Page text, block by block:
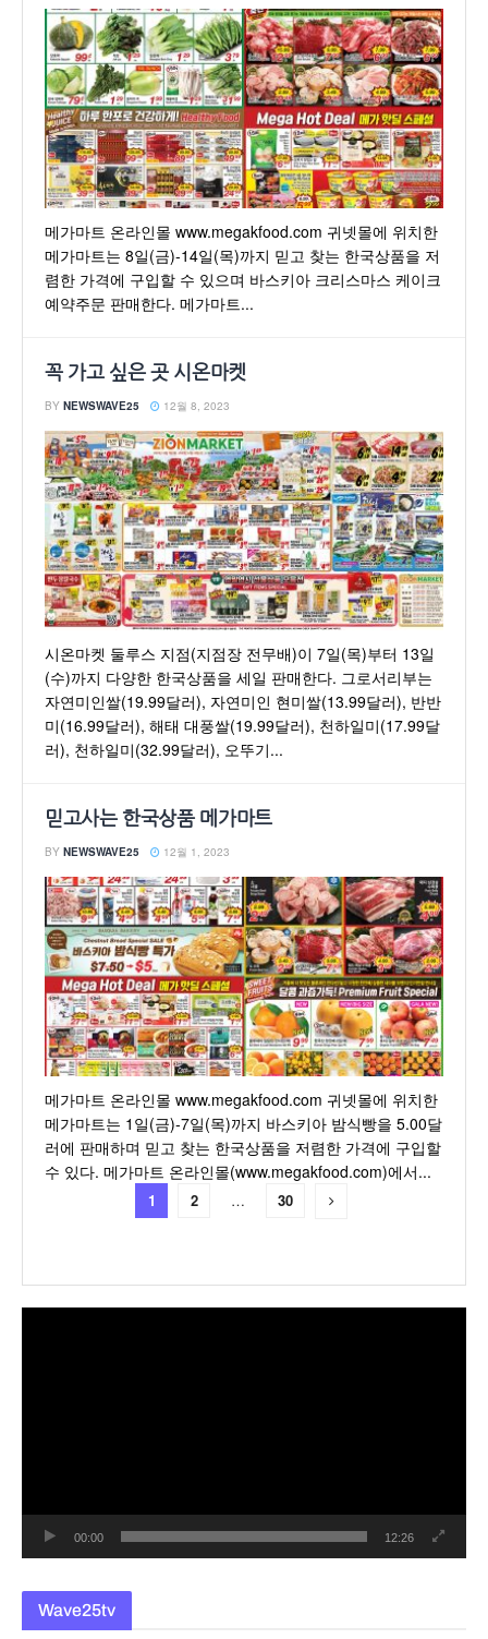
메가마트 온라인몰 www.megakfood.com 귀넷몰에 위치한
메가마트는 8일(금)-14일(목)까지 믿고 찾는 한국상품을 저
렴한 가격에 구입할 수 있으며 바스키아 크리스마스 케이크
예약주문 판매한다. 메가마트...
꼭 가고 싶은 곳 시온마켓
BY NEWSWAVE25 12월 8, 2023
시온마켓 둘루스 지점(지점장 전무배)이 7일(목)부터 13일
(수)까지 다양한 한국상품을 세일 판매한다. 그로서리부는
자연미인쌀(19.99달러), 자연미인 현미쌀(13.99달러), 반반
미(16.99달러), 해태 대풍쌀(19.99달러), 천하일미(17.99달
러), 천하일미(32.99달러), 오뚜기...
믿고사는 한국상품 메가마트
BY NEWSWAVE25 12월 1, 2023
메가마트 온라인몰 www.megakfood.com 귀넷몰에 위치한
메가마트는 1일(금)-7일(목)까지 바스키아 밤식빵을 5.00달
러에 판매하며 믿고 찾는 한국상품을 저렴한 가격에 구입할
수 있다. 메가마트 온라인몰(www.megakfood.com)에서...
1 2 … 30
00:00 12:26
Wave25tv